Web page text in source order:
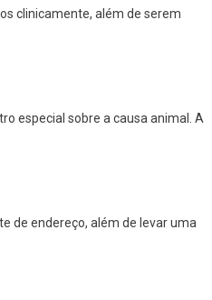
clinicamente, além de serem
especial sobre a causa animal. A
de endereço, além de levar uma